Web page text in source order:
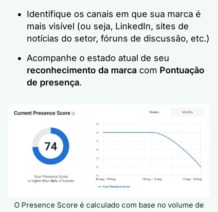
Identifique os canais em que sua marca é
mais visível (ou seja, LinkedIn, sites de
notícias do setor, fóruns de discussão, etc.)
Acompanhe o estado atual de seu
reconhecimento da marca com Pontuação
de presença.
O Presence Score é calculado com base no volume de